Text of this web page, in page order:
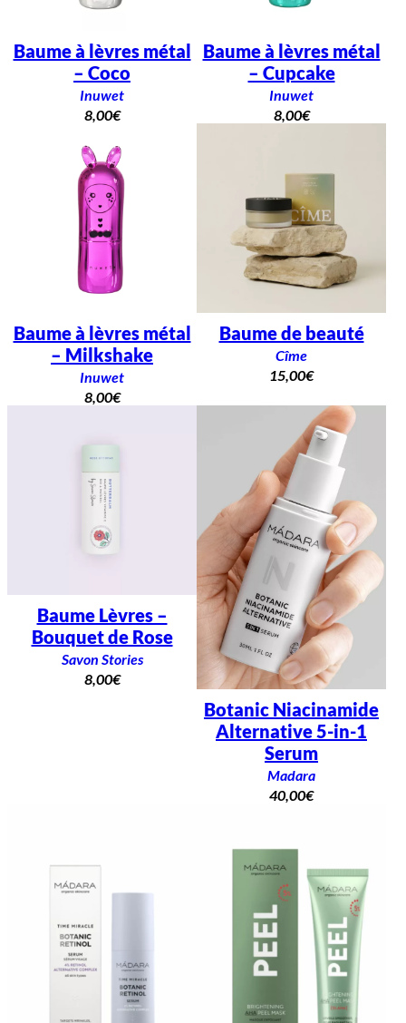
Baume à lèvres métal
– Coco
Inuwet
8,00€
Baume à lèvres métal
– Cupcake
Inuwet
8,00€
Baume à lèvres métal
– Milkshake
Inuwet
8,00€
Baume de beauté
Cîme
15,00€
Baume Lèvres –
Bouquet de Rose
Savon Stories
8,00€
Botanic Niacinamide
Alternative 5-in-1
Serum
Madara
40,00€